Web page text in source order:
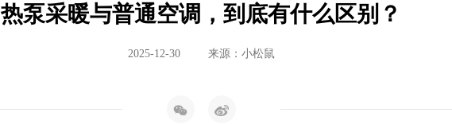
热泵采暖与普通空调，到底有什么区别？
2025-12-30 来源：小松鼠